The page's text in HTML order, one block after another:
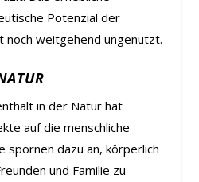
Potenzial der
weitgehend ungenutzt.
in der Natur hat
auf die menschliche
spornen dazu an, körperlich
und Familie zu